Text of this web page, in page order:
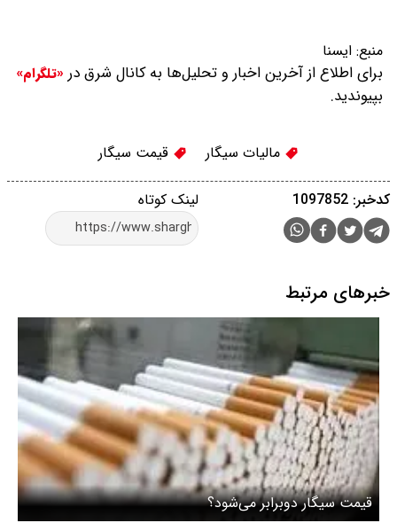
منبع: ایسنا
برای اطلاع از آخرین اخبار و تحلیل‌ها به کانال شرق در «تلگرام»
بپیوندید.
مالیات سیگار قیمت سیگار
لینک کوتاه کدخبر: 1097852
خبرهای مرتبط
قیمت سیگار دوبرابر می‌شود؟